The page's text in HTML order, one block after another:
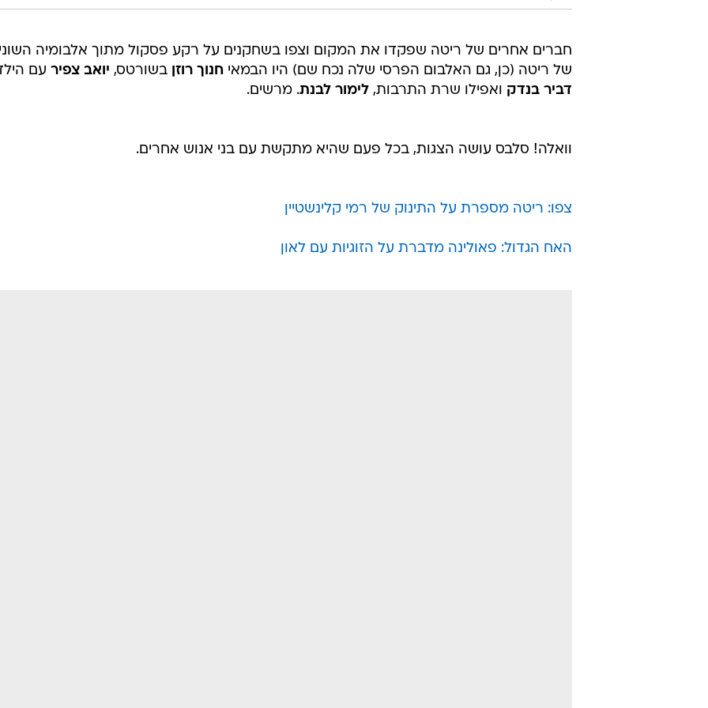
חברים אחרים של ריטה שפקדו את המקום וצפו בשחקנים על רקע פסקול מתוך אלבומיה
של ריטה (כן, גם האלבום הפרסי שלה נכח שם) היו הבמאי חנוך רוזן בשורטס, יואב צפיר עם
דביר בנדק ואפילו שרת התרבות, לימור לבנת. מרשים.
וואלה! סלבס עושה הצגות, בכל פעם שהיא מתקשת עם בני אנוש אחרים.
צפו: ריטה מספרת על התינוק של רמי קלינשטיין
האח הגדול: פאולינה מדברת על הזוגיות עם לאון